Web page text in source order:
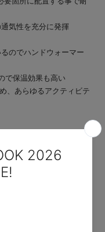
気性を充分に発揮
のでハンドウォーマー
で保温効果も高い
、あらゆるアクティビテ